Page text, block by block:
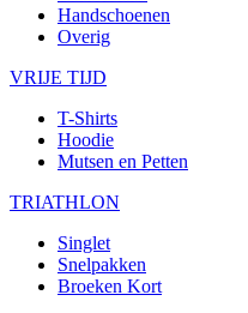
Handschoenen
Overig
VRIJE TIJD
T-Shirts
Hoodie
Mutsen en Petten
TRIATHLON
Singlet
Snelpakken
Broeken Kort